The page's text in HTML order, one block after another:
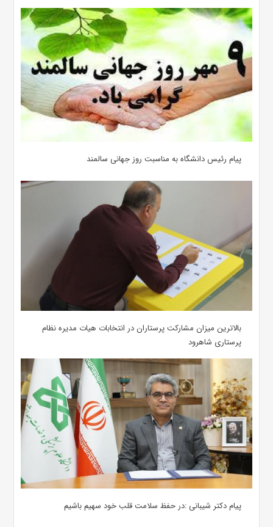
پیام رئیس دانشگاه به مناسبت روز جهانی سالمند
بالاترین میزان مشارکت پرستاران در انتخابات هیات مدیره نظام
پرستاری شاهرود
پیام دکتر شیبانی :در حفظ سلامت قلب خود سهیم باشیم